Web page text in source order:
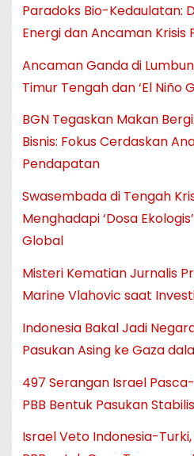
Paradoks Bio-Kedaulatan:
Energi dan Ancaman Krisis
Ancaman Ganda di
Timur Tengah dan ‘El Niño
BGN Tegaskan Makan
Bisnis: Fokus Cerdaskan
Pendapatan
Swasembada di Tengah
Menghadapi ‘Dosa
Global
Misteri Kematian Jurnalis
Marine Vlahovic saat
Indonesia Bakal Jadi
Pasukan Asing ke Gaza
497 Serangan Israel
PBB Bentuk Pasukan
Israel Veto Indonesia-